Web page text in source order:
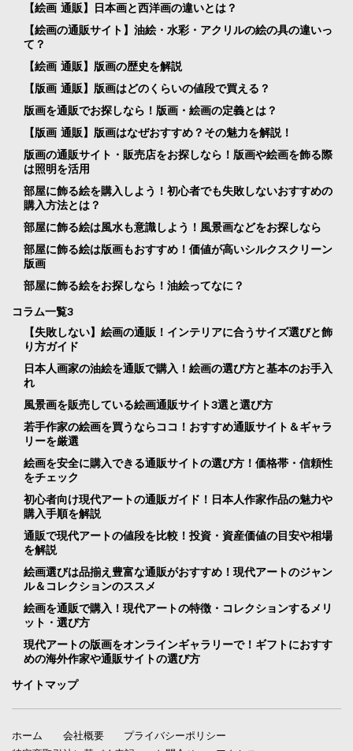
【絵画 通販】日本画と西洋画の違いとは？
【絵画の通販サイト】油絵・水彩・アクリルの絵の具の違いっ
て？
【絵画 通販】版画の歴史を解説
【版画 通販】版画はどのくらいの値段で買える？
版画を通販でお探しなら！版画・絵画の定義とは？
【版画 通販】版画はなぜおすすめ？その魅力を解説！
版画の通販サイト・販売店をお探しなら！版画や絵画を飾る際
は照明を活用
部屋に飾る絵を購入しよう！初心者でも失敗しないおすすめの
購入方法とは？
部屋に飾る絵は風水も意識しよう！風景画などをお探しなら
部屋に飾る絵は版画もおすすめ！価値が高いシルクスクリーン
版画
部屋に飾る絵をお探しなら！油絵ってなに？
コラム一覧3
【失敗しない】絵画の通販！インテリアに合うサイズ選びと飾
り方ガイド
日本人画家の油絵を通販で購入！絵画の選び方と基本のお手入
れ
風景画を販売している絵画通販サイト3選と選び方
若手作家の絵画を買うならココ！おすすめ通販サイト＆ギャラ
リーを厳選
絵画を安全に購入できる通販サイトの選び方！価格帯・信頼性
をチェック
初心者向け現代アートの通販ガイド！日本人作家作品の魅力や
購入手順を解説
通販で現代アートの値段を比較！投資・資産価値の目安や相場
を解説
絵画選びは品揃え豊富な通販がおすすめ！現代アートのジャン
ル＆コレクションのススメ
絵画を通販で購入！現代アートの特徴・コレクションするメリ
ット・選び方
現代アートの版画をオンラインギャラリーで！ギフトにおすす
めの海外作家や通販サイトの選び方
サイトマップ
ホーム 会社概要
プライバシーポリシー